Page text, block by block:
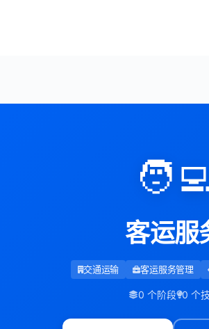
客运服
交通运输 客运服务管理
0 个阶段 0 个